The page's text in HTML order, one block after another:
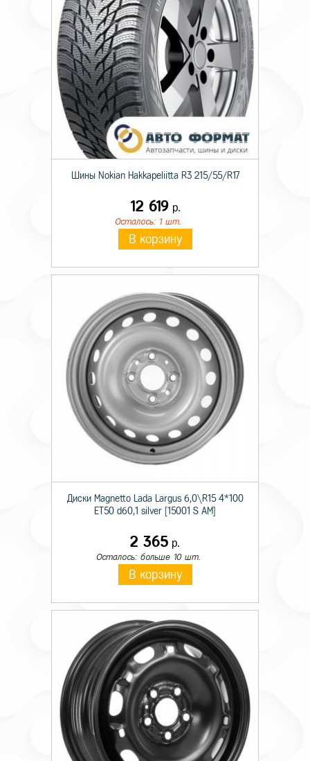
Шины Nokian Hakkapeliitta R3 215/55/R17
12 619р.
Осталось: 1 шт.
В корзину
Диски Magnetto Lada Largus 6,0\R15 4*100
ET50 d60,1 silver [15001 S AM]
2 365 р.
Осталось: больше 10 шт.
В корзину